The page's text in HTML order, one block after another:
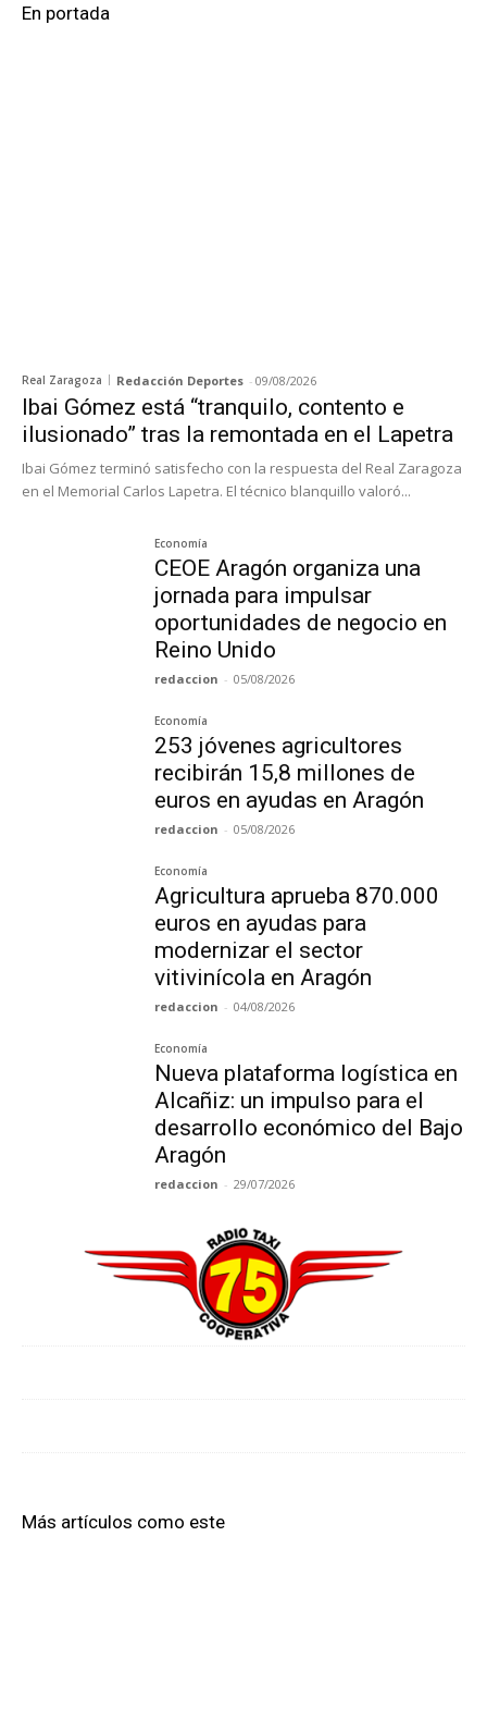
En portada
Real Zaragoza Redacción Deportes - 09/08/2026
Ibai Gómez está “tranquilo, contento e
ilusionado” tras la remontada en el Lapetra
Ibai Gómez terminó satisfecho con la respuesta del Real Zaragoza
en el Memorial Carlos Lapetra. El técnico blanquillo valoró...
Economía
CEOE Aragón organiza una
jornada para impulsar
oportunidades de negocio en
Reino Unido
redaccion - 05/08/2026
Economía
253 jóvenes agricultores
recibirán 15,8 millones de
euros en ayudas en Aragón
redaccion - 05/08/2026
Economía
Agricultura aprueba 870.000
euros en ayudas para
modernizar el sector
vitivinícola en Aragón
redaccion - 04/08/2026
Economía
Nueva plataforma logística en
Alcañiz: un impulso para el
desarrollo económico del Bajo
Aragón
redaccion - 29/07/2026
Más artículos como este